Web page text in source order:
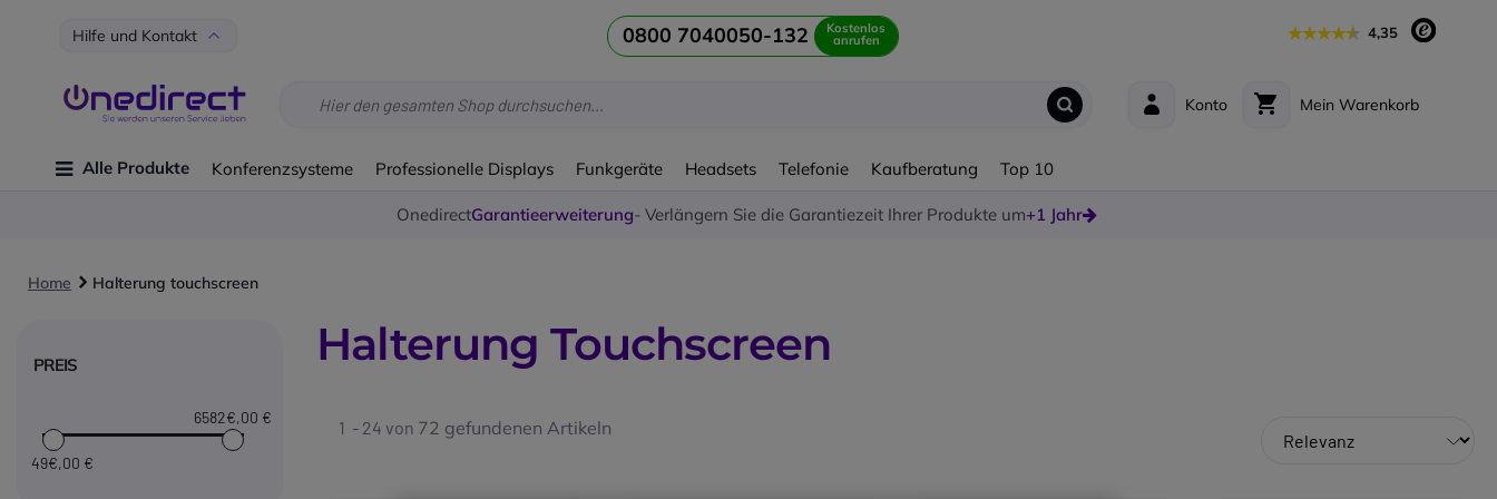
Hilfe und Kontakt 0800 7040050-132 Kostenlos
anrufen 4,35
Konto Mein Warenkorb
Alle Produkte Konferenzsysteme Professionelle Displays Funkgeräte Headsets Telefonie Kaufberatung Top 10
OnedirectGarantieerweiterung- Verlängern Sie die Garantiezeit Ihrer Produkte um+1 Jahr
Home Halterung touchscreen
PREIS
49€,00 €
6582€,00 €
Halterung Touchscreen
1 - 24 von 72 gefundenen Artikeln